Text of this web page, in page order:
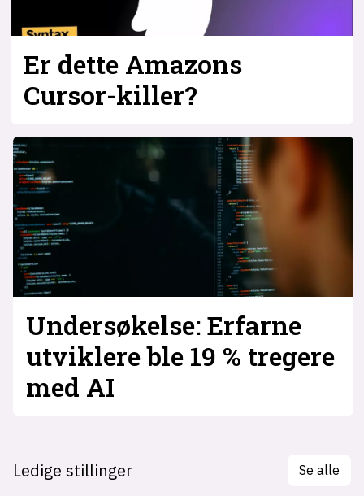
Er dette Amazons
Cursor-killer?
Undersøkelse: Erfarne
utviklere ble 19 % tregere
med AI
Ledige stillinger Se alle